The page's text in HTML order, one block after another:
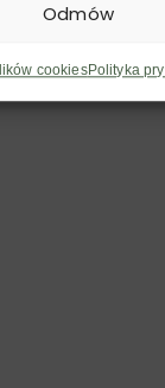
Odmów
cookiesPolityka